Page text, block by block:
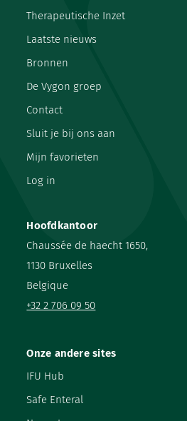
Hoofdkantoor
Chaussée de haecht 1650,
1130 Bruxelles
Belgique
+32 2 706 09 50
Therapeutische Inzet
Laatste nieuws
Bronnen
De Vygon groep
Contact
Sluit je bij ons aan
Mijn favorieten
Log in
Onze andere sites
IFU Hub
Safe Enteral